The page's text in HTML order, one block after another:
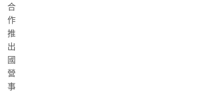
合
作
推
出
國
營
事